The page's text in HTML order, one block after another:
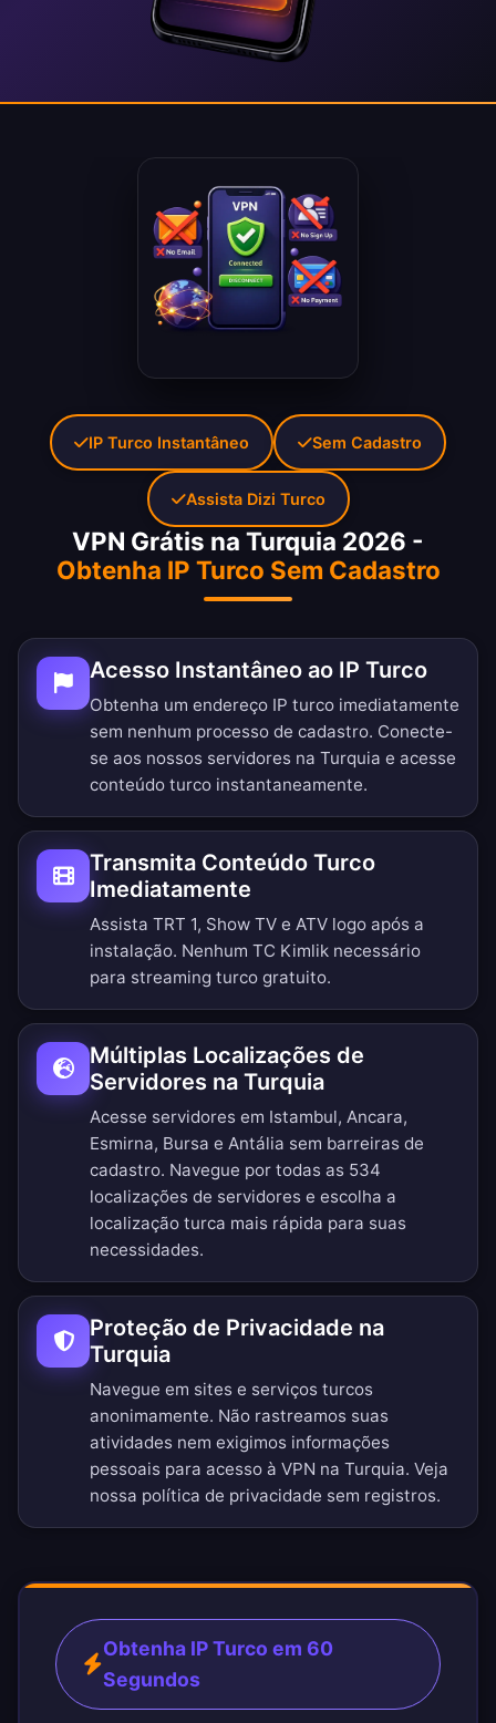
VPN Grátis na Turquia 2026 -
Obtenha IP Turco Sem Cadastro
Acesso Instantâneo ao IP Turco
Obtenha um endereço IP turco imediatamente
sem nenhum processo de cadastro. Conecte-
se aos nossos servidores na Turquia e acesse
conteúdo turco instantaneamente.
Transmita Conteúdo Turco
Imediatamente
Assista TRT 1, Show TV e ATV logo após a
instalação. Nenhum TC Kimlik necessário
para streaming turco gratuito.
Múltiplas Localizações de
Servidores na Turquia
Acesse servidores em Istambul, Ancara,
Esmirna, Bursa e Antália sem barreiras de
cadastro. Navegue por todas as 534
localizações de servidores e escolha a
localização turca mais rápida para suas
necessidades.
Proteção de Privacidade na
Turquia
Navegue em sites e serviços turcos
anonimamente. Não rastreamos suas
atividades nem exigimos informações
pessoais para acesso à VPN na Turquia. Veja
nossa política de privacidade sem registros.
Obtenha IP Turco em 60
Segundos
IP Turco Instantâneo Sem Cadastro
Assista Dizi Turco